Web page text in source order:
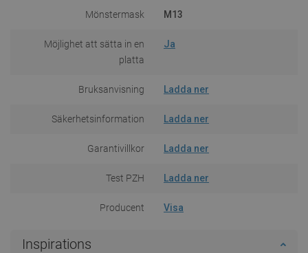
Mönstermask M13
Möjlighet att sätta in en
platta
Ja
Bruksanvisning Ladda ner
Säkerhetsinformation Ladda ner
Garantivillkor Ladda ner
Test PZH Ladda ner
Producent Visa
Inspirations